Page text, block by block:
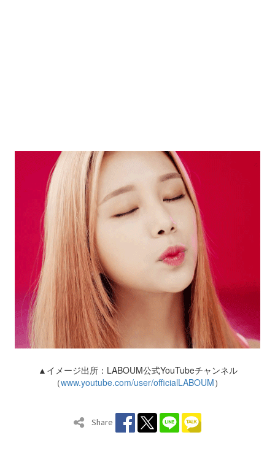
▲イメージ出所：LABOUM公式YouTubeチャンネル
（www.youtube.com/user/officialLABOUM）
Share